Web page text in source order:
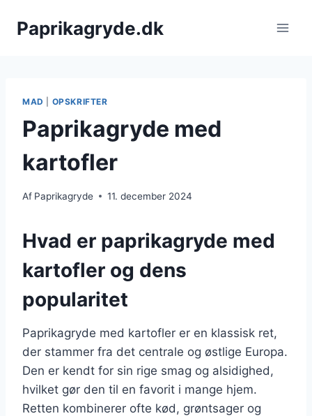
Paprikagryde.dk
MAD OPSKRIFTER
Paprikagryde med
kartofler
Af Paprikagryde 11. december 2024
Hvad er paprikagryde med
kartofler og dens
popularitet
Paprikagryde med kartofler er en klassisk ret,
der stammer fra det centrale og østlige Europa.
Den er kendt for sin rige smag og alsidighed,
hvilket gør den til en favorit i mange hjem.
Retten kombinerer ofte kød, grøntsager og